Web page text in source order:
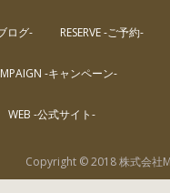
ログ- RESERVE -ご予約-
-キャンペーン-
WEB -公式サイト-
Copyright © 2018 株式会社